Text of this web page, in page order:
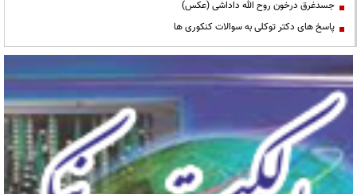
جسدغرق درخون روح الله داداشی (عکس)
پاسخ های دکتر توکلی به سوالات کنکوری ها